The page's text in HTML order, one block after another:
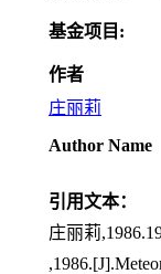
基金项目:
作者
庄丽莉
Author Name
引用文本：
庄丽莉